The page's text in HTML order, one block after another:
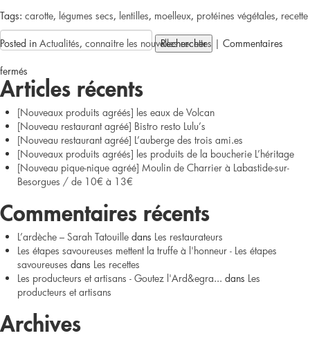
Tags: carotte, légumes secs, lentilles, moelleux, protéines végétales, recette
Posted in Actualités, connaitre les nouvelles recettes | Commentaires
fermés
Moelleux
d’automne
Rechercher :
Articles récents
[Nouveaux produits agréés] les eaux de Volcan
[Nouveau restaurant agréé] Bistro resto Lulu’s
[Nouveau restaurant agréé] L’auberge des trois ami.es
[Nouveaux produits agréés] les produits de la boucherie L’héritage
[Nouveau pique-nique agréé] Moulin de Charrier à Labastide-sur-
Besorgues / de 10€ à 13€
Commentaires récents
L’ardèche – Sarah Tatouille dans Les restaurateurs
Les étapes savoureuses mettent la truffe à l'honneur - Les étapes
savoureuses dans Les recettes
Les producteurs et artisans - Goutez l'Ard&egra... dans Les
producteurs et artisans
Archives